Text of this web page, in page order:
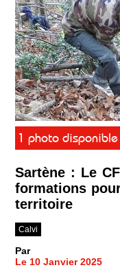
1 photo disponible
Sartène : Le
formations
territoire
Calvi
Par
Le 10 Janvier 2025